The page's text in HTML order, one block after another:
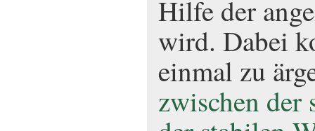
Hilfe der
wird. Dabei
einmal zu
zwischen der